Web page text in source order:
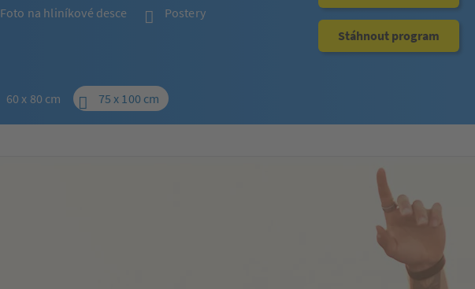
Foto na hliníkové desce Postery
60 x 80 cm 75 x 100 cm
Stáhnout program